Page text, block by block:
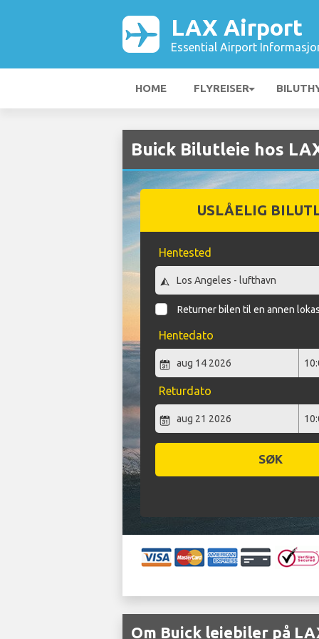
LAX Airport
Essential Airport
HOME FLYREISER
Buick Bilutleie hos
USLÅELIG
Hentested
Returner bilen til en annen
Hentedato
Returdato
SØK
Om Buick leiebiler på